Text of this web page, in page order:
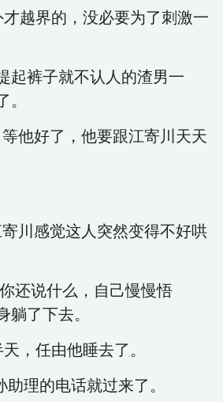
越界的，没必要为了刺激一
起裤子就不认人的渣男一
。
他好了，他要跟江寄川天天
川感觉这人突然变得不好哄
还说什么，自己慢慢悟
躺了下去。
，任由他睡去了。
理的电话就过来了。